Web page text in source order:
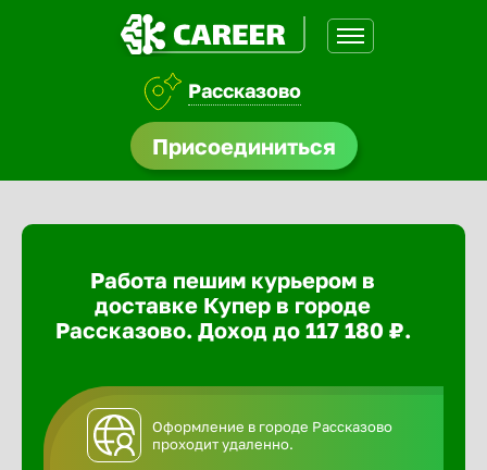
Рассказово
Присоединиться
Работа пешим курьером в
доставке Купер в городе
Рассказово. Доход до 117 180 ₽.
Оформление в городе Рассказово
проходит удаленно.